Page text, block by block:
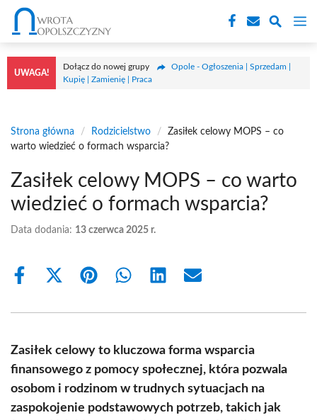
Przejdź
treści
UWAGA!
Dołącz do nowej grupy
Opole - Ogłoszenia | Sprzedam |
Kupię | Zamienię | Praca
Strona główna / Rodzicielstwo /
Zasiłek celowy MOPS – co
warto wiedzieć o formach wsparcia?
Zasiłek celowy MOPS – co warto
wiedzieć o formach wsparcia?
Data dodania: 13 czerwca 2025 r.
Share
Share
(Twitter)
Share Share Share Share
Zasiłek celowy to kluczowa forma wsparcia
finansowego z pomocy społecznej, która pozwala
osobom i rodzinom w trudnych sytuacjach na
zaspokojenie podstawowych potrzeb, takich jak